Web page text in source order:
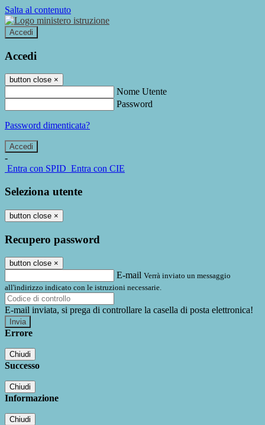
Salta al contenuto
Accedi
Accedi
button close ×
Nome Utente
Password
Password dimenticata?
-
Entra con SPID Entra con CIE
Seleziona utente
button close ×
Recupero password
button close ×
E-mail Verrà inviato un messaggio
all'indirizzo indicato con le istruzioni necessarie.
E-mail inviata, si prega di controllare la casella di posta elettronica!
Errore
Chiudi
Successo
Chiudi
Informazione
Chiudi